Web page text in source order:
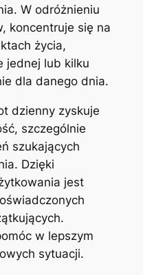
W odróżnieniu
koncentruje się na
życia,
jednej lub kilku
dla danego dnia.
dzienny zyskuje
szczególnie
szukających
Dzięki
jest
w lepszym
sytuacji.